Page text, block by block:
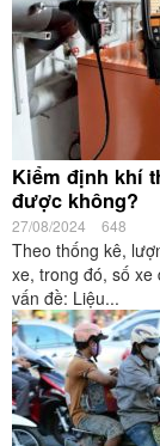
Kiểm định khí
được không?
27/08/2024 648
Theo thống kê,
xe, trong đó, số
vấn đề: Liệu...